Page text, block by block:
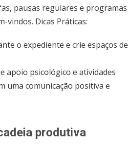
pausas regulares e programas
vindos. Dicas Práticas:
o expediente e crie espaços de
apoio psicológico e atividades
uma comunicação positiva e
produtiva